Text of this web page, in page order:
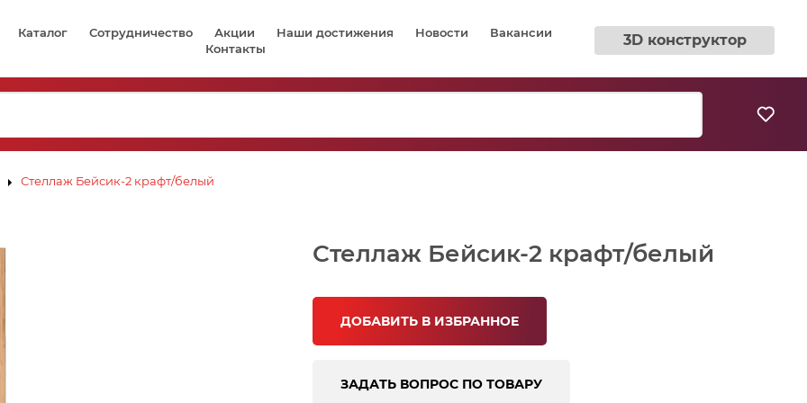
Каталог Сотрудничество Акции Наши достижения Новости
Вакансии
Контакты
3D конструктор
Стеллаж Бейсик-2 крафт/белый
Стеллаж Бейсик-2 крафт/белый
ДОБАВИТЬ В ИЗБРАННОЕ
ЗАДАТЬ ВОПРОС ПО ТОВАРУ